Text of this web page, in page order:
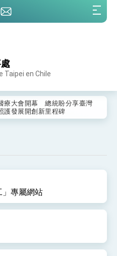
Taipei en Chile
化台美交流合作
療大會開幕 總統盼分享臺灣
護發展開創新里程碑
與健康產業展」預告短片，向
球健康的創新能量
返國談話 強調臺灣人有權利
春茶敘 盼化分歧為團結、為
步
簽署達成6大目標、創5大歷史
以3大面向加速臺灣經濟轉型
易協定」確立對等關稅15%且不
」專屬網站